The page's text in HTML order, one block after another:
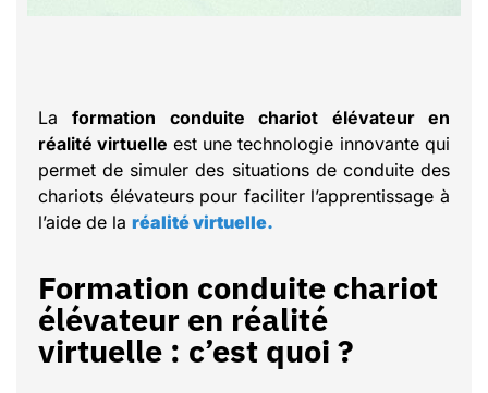
Laformation conduite chariot élévateur en
réalité virtuelle est une technologie innovante qui
permet de simuler des situations de conduite des
chariots élévateurs pour faciliter l’apprentissage à
l’aide de la réalité virtuelle.
Formation conduite chariot
élévateur en réalité
virtuelle : c’est quoi ?